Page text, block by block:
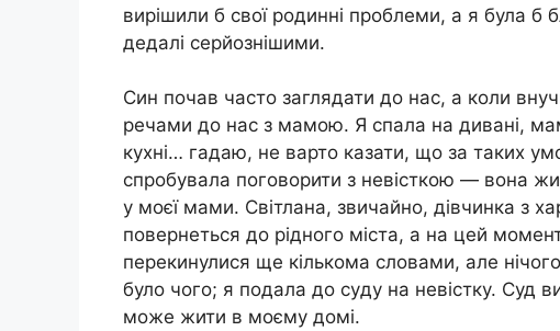
вирішили б свої родинні проблеми, а я була б
дедалі серйознішими.
Син почав часто заглядати до нас, а коли
речами до нас з мамою. Я спала на дивані,
кухні… гадаю, не варто казати, що за таких
спробувала поговорити з невісткою — вона
у моєї мами. Світлана, звичайно, дівчинка з
повернеться до рідного міста, а на цей
перекинулися ще кількома словами, але
було чого; я подала до сyду на невістку. Суд
може жити в моєму домі.